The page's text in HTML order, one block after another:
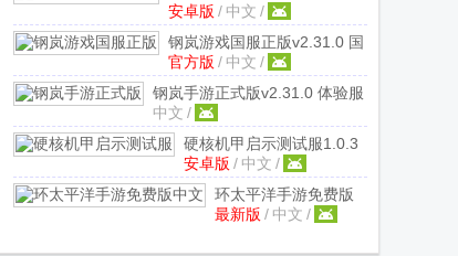
卓直装版
安卓版 / 中文 /
钢岚游戏国服正版v2.31.0 国
服官方版
官方版 / 中文 /
钢岚手游正式版v2.31.0 体验服
中文 /
硬核机甲启示测试服1.0.3
安卓版
安卓版 / 中文 /
环太平洋手游免费版
中文1.9.6 最新版
最新版 / 中文 /